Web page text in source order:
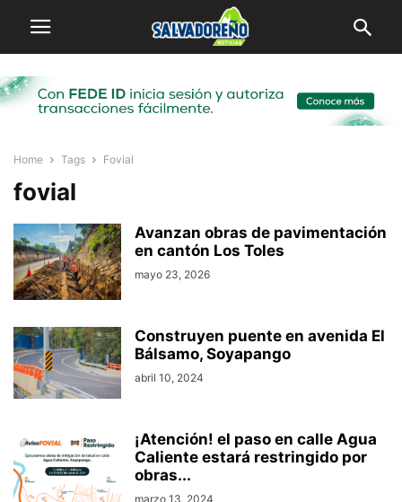
Home Tags Fovial
fovial
Avanzan obras de pavimentación
en cantón Los Toles
mayo 23, 2026
Construyen puente en avenida El
Bálsamo, Soyapango
abril 10, 2024
¡Atención! el paso en calle Agua
Caliente estará restringido por
obras...
marzo 13, 2024